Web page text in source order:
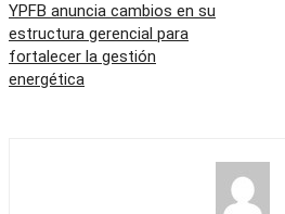
YPFB anuncia cambios en su
estructura gerencial para
fortalecer la gestión
energética